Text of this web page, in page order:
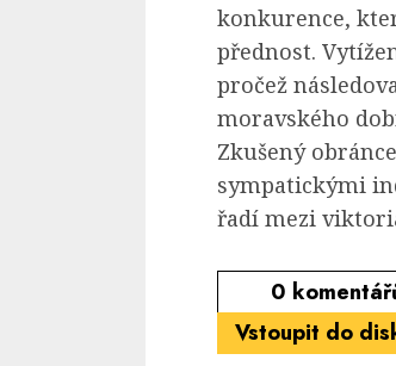
konkurence,
přednost.
pročež
moravského
Zkušený
sympatickými
řadí mezi
0
Vstoupit do